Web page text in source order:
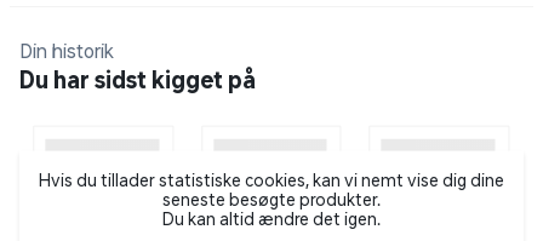
Din historik
Du har sidst kigget på
Hvis du tillader statistiske cookies, kan vi nemt vise dig dine
seneste besøgte produkter.
Du kan altid ændre det igen.